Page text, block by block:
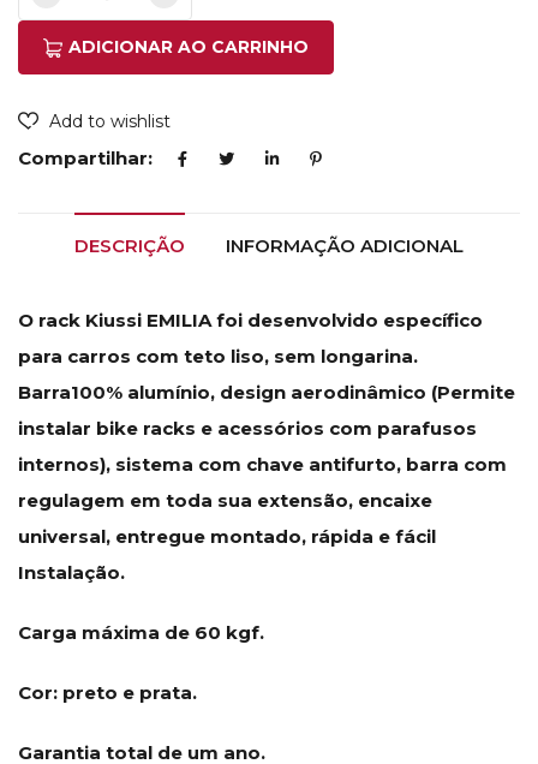
ADICIONAR AO CARRINHO
Add to wishlist
Compartilhar:
DESCRIÇÃO INFORMAÇÃO ADICIONAL
O rack Kiussi EMILIA foi desenvolvido específico
para carros com teto liso, sem longarina.
Barra100% alumínio, design aerodinâmico (Permite
instalar bike racks e acessórios com parafusos
internos), sistema com chave antifurto, barra com
regulagem em toda sua extensão, encaixe
universal, entregue montado, rápida e fácil
Instalação.
Carga máxima de 60 kgf.
Cor: preto e prata.
Garantia total de um ano.